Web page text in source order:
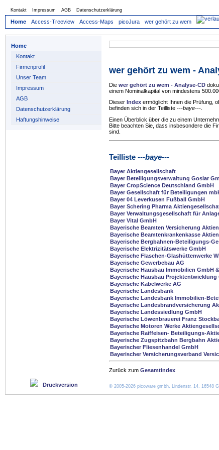
Kontakt Impressum AGB Datenschutzerklärung
Home Access-Treeview Access-Maps picoJura wer gehört zu wem
Home
Kontakt
Firmenprofil
Unser Team
Impressum
AGB
Datenschutzerklärung
Haftungshinweise
wer gehört zu wem -
Die wer gehört zu wem - Analyse-CD
einem Nominalkapital von mindestens
Dieser Index ermöglicht Ihnen die Prüfung,
befinden sich in der Teilliste ---baye---.
Einen Überblick über die zu einem
Bitte beachten Sie, dass insbesondere die
sind.
Teilliste ---baye---
Bayer Aktiengesellschaft
Bayer Beteiligungsverwaltung Goslar
Bayer CropScience Deutschland GmbH
Bayer Gesellschaft für Beteiligungen
Bayer 04 Leverkusen Fußball GmbH
Bayer Schering Pharma
Bayer Verwaltungsgesellschaft für
Bayer Vital GmbH
Bayerische Beamten Versicherung
Bayerische Beamtenkrankenkasse
Bayerische Bergbahnen-Beteiligungs-
Bayerische Elektrizitätswerke GmbH
Bayerische Flaschen-Glashüttenwerke
Bayerische Gewerbebau AG
Bayerische Hausbau Immobilien GmbH
Bayerische Hausbau Projektentwicklung
Bayerische Kabelwerke AG
Bayerische Landesbank
Bayerische Landesbank Immobilien-
Bayerische Landesbrandversicherung
Bayerische Landessiedlung GmbH
Bayerische Löwenbrauerei Franz
Bayerische Motoren Werke
Bayerische Raiffeisen- Beteiligungs-
Bayerische Zugspitzbahn Bergbahn
Bayerischer Fliesenhandel GmbH
Bayerischer Versicherungsverband
Zurück zum Gesamtindex
Druckversion © 2005-2026 picoware gmbh, Lindenstr. 14, 16548